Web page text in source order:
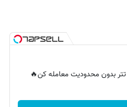
تتر بدون محدودیت معامله کن🔥